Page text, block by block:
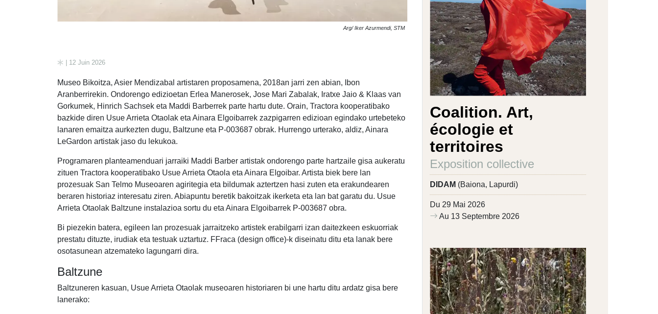
Arg/ Iker Azurmendi, STM
| 12 Juin 2026
Museo Bikoitza, Asier Mendizabal artistaren proposamena, 2018an jarri zen abian, Ibon
Aranberrirekin. Ondorengo edizioetan Erlea Manerosek, Jose Mari Zabalak, Iratxe Jaio & Klaas van
Gorkumek, Hinrich Sachsek eta Maddi Barberrek parte hartu dute. Orain, Tractora kooperatibako
bazkide diren Usue Arrieta Otaolak eta Ainara Elgoibarrek zazpigarren edizioan egindako urtebeteko
lanaren emaitza aurkezten dugu, Baltzune eta P-003687 obrak. Hurrengo urterako, aldiz, Ainara
LeGardon artistak jaso du lekukoa.
Programaren planteamenduari jarraiki Maddi Barber artistak ondorengo parte hartzaile gisa aukeratu
zituen Tractora kooperatibako Usue Arrieta Otaola eta Ainara Elgoibar. Artista biek bere lan
prozesuak San Telmo Museoaren agiritegia eta bildumak aztertzen hasi zuten eta erakundearen
beraren historiaz interesatu ziren. Abiapuntu beretik bakoitzak ikerketa eta lan bat garatu du. Usue
Arrieta Otaolak Baltzune instalazioa sortu du eta Ainara Elgoibarrek P-003687 obra.
Bi piezekin batera, egileen lan prozesuak jarraitzeko artistek erabilgarri izan daitezkeen eskuorriak
prestatu dituzte, irudiak eta testuak uztartuz. FFraca (design office)-k diseinatu ditu eta lanak bere
osotasunean atzemateko lagungarri dira.
Baltzune
Baltzuneren kasuan, Usue Arrieta Otaolak museoaren historiaren bi une hartu ditu ardatz gisa bere
lanerako:
Coalition. Art,
écologie et
territoires
Exposition collective
DIDAM (Baiona, Lapurdi)
Du 29 Mai 2026
Au 13 Septembre 2026